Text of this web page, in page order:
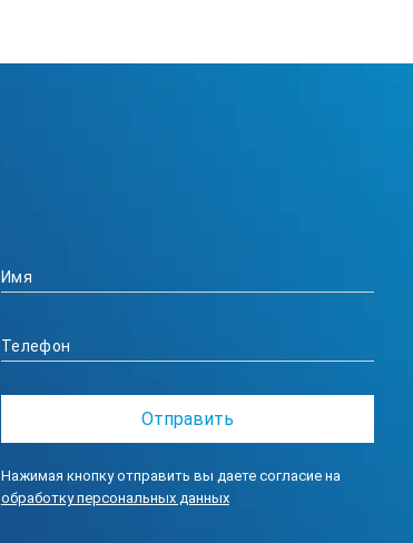
Нажимая кнопку отправить вы даете согласие на
обработку персональных данных